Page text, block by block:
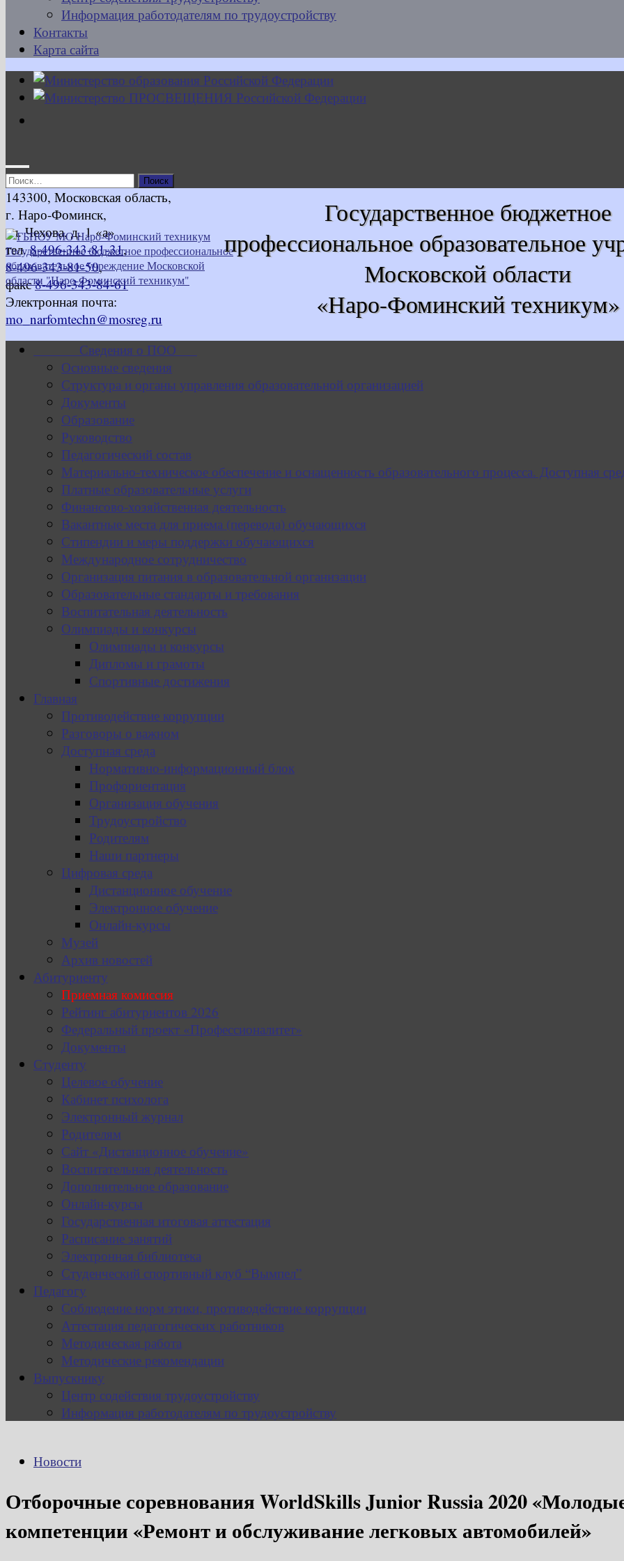
Информация работодателям по трудоустройству
Контакты
Карта сайта
Найти:
Государственное бюджетное
профессиональное образовательное
Московской области
«Наро-Фоминский техникум»
143300, Московская область,
г. Наро-Фоминск,
ул. Чехова, д. 1 «а»
тел.8-496-343-81-31,
8-496-343-81-50,
факс8-496-343-84-61
Электронная почта:
mo_narfomtechn@mosreg.ru
Сведения о ПОО
Основные сведения
Структура и органы управления образовательной организацией
Документы
Образование
Руководство
Педагогический состав
Материально-техническое обеспечение и оснащенность образовательного процесса. Доступная
Платные образовательные услуги
Финансово-хозяйственная деятельность
Вакантные места для приема (перевода) обучающихся
Стипендии и меры поддержки обучающихся
Международное сотрудничество
Организация питания в образовательной организации
Образовательные стандарты и требования
Воспитательная деятельность
Олимпиады и конкурсы
Олимпиады и конкурсы
Дипломы и грамоты
Спортивные достижения
Главная
Противодействие коррупции
Разговоры о важном
Доступная среда
Нормативно-информационный блок
Профориентация
Организация обучения
Трудоустройство
Родителям
Наши партнеры
Цифровая среда
Дистанционное обучение
Электронное обучение
Онлайн-курсы
Музей
Архив новостей
Абитуриенту
Приемная комиссия
Рейтинг абитуриентов 2026
Федеральный проект «Профессионалитет»
Документы
Студенту
Целевое обучение
Кабинет психолога
Электронный журнал
Родителям
Сайт «Дистанционное обучение»
Воспитательная деятельность
Дополнительное образование
Онлайн-курсы
Государственная итоговая аттестация
Расписание занятий
Электронная библиотека
Студенческий спортивный клуб “Вымпел”
Педагогу
Соблюдение норм этики, противодействие коррупции
Аттестация педагогических работников
Методическая работа
Методические рекомендации
Выпускнику
Центр содействия трудоустройству
Информация работодателям по трудоустройству
Новости
Отборочные соревнования WorldSkills Junior Russia 2020
компетенции «Ремонт и обслуживание легковых автомобилей»